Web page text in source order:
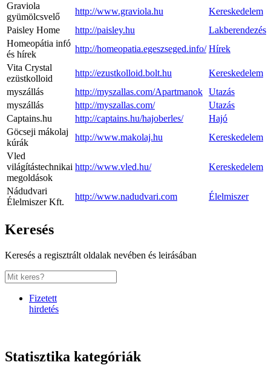
Graviola
gyümölcsvelő
http://www.graviola.hu
Kereskedelem
Paisley Home
http://paisley.hu
Lakberendezés
Homeopátia infó
és hírek
http://homeopatia.egeszseged.info/ Hírek
Vita Crystal
ezüstkolloid
http://ezustkolloid.bolt.hu
Kereskedelem
myszállás
http://myszallas.com/Apartmanok Utazás
myszállás
http://myszallas.com/
Utazás
Captains.hu
http://captains.hu/hajoberles/
Hajó
Göcseji mákolaj
kúrák
http://www.makolaj.hu
Kereskedelem
Vled
világítástechnikai
megoldások
http://www.vled.hu/ Kereskedelem
Nádudvari
Élelmiszer Kft.
http://www.nadudvari.com Élelmiszer
Keresés
Keresés a regisztrált oldalak nevében és leirásában
Fizetett
hirdetés
Statisztika kategóriák